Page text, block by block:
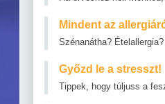
Mindent az
Szénanátha?
Győzd le a stresszt!
Tippek, hogy túljuss a